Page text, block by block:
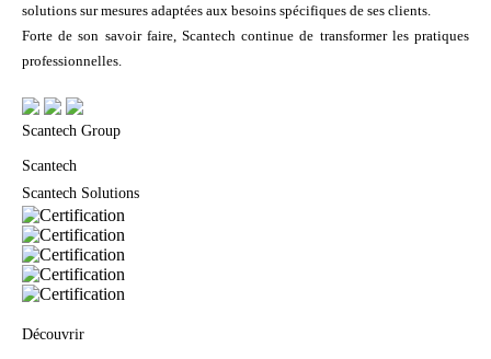
solutions sur mesures adaptées aux besoins spécifiques de ses clients.
Forte de son savoir faire, Scantech continue de transformer les pratiques
professionnelles.
Scantech Group
Scantech
Scantech Solutions
Découvrir